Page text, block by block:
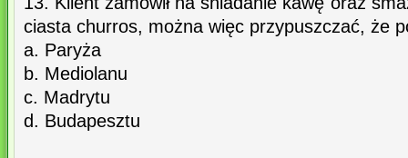
ciasta churros, można więc przypuszczać, że
a. Paryża
b. Mediolanu
c. Madrytu
d. Budapesztu